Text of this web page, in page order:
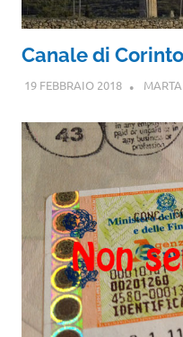
Canale di
19 FEBBRAIO 2018 MARTA